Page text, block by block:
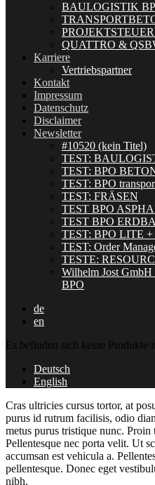
BAULOGISTIK
QUATTRO &
Karriere
Vertriebspartner
Kontakt
Impressum
Datenschutz
Disclaimer
Newsletter
#10520 (kein Titel)
TEST:
TEST: BPO
TEST: BPO
TEST: FRÄSEN
TEST BPO
TEST BPO
TEST: BPO LITE +
TEST: Order
TESTE:
Wilhelm Jost
BPO
de
en
Es befinden sich keine Produkte
Deutsch
English
Cras ultricies cursus tortor, at
purus id rutrum facilisis, odio
metus purus tristique nunc.
Pellentesque nec porta velit. Ut
accumsan est vehicula a.
pellentesque. Donec eget
nibh.